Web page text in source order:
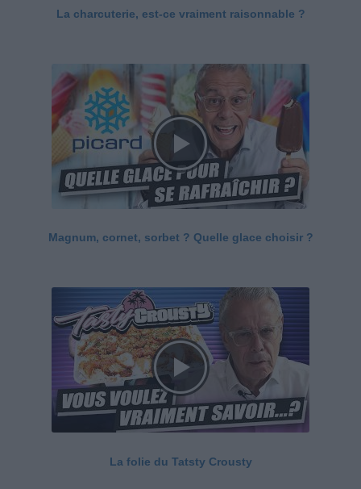
La charcuterie, est-ce vraiment raisonnable ?
Magnum, cornet, sorbet ? Quelle glace choisir ?
La folie du Tatsty Crousty